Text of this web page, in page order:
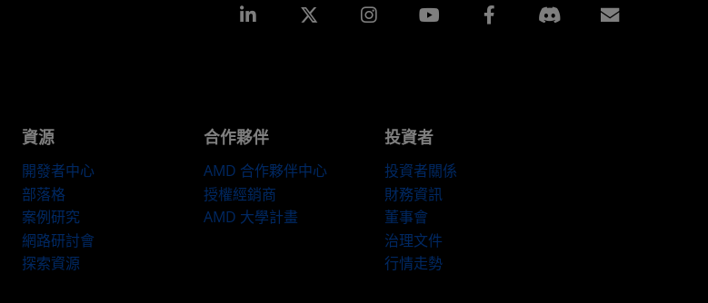
Linkedin Instagram Facebook
資源
開發者中心
部落格
案例研究
網路研討會
探索資源
合作夥伴
AMD 合作夥伴中心
授權經銷商
AMD 大學計畫
投資者
投資者關係
財務資訊
董事會
治理文件
行情走勢